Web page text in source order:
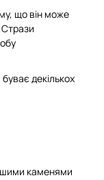
що він може
декількох
каменями